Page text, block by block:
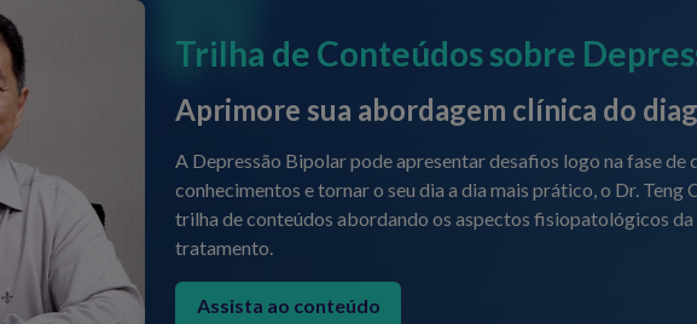
Trilha de Conteúdos sobre
Aprimore sua abordagem clínica do
A Depressão Bipolar pode apresentar desafios logo na fase
conhecimentos e tornar o seu dia a dia mais prático, o Dr.
trilha de conteúdos abordando os aspectos fisiopatológicos da
tratamento.
Assista ao conteúdo